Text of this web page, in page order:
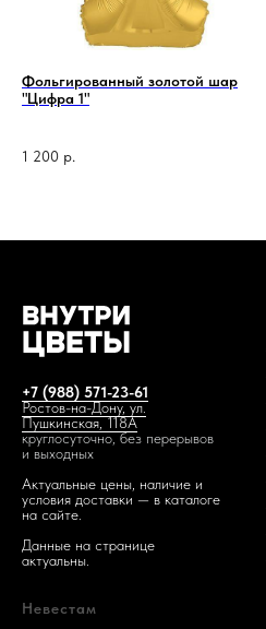
Фольгированный золотой шар
"Цифра 1"
1 200 р.
+7 (988) 571-23-61
Ростов-на-Дону, ул.
Пушкинская, 118А
круглосуточно, без перерывов
и выходных
Актуальные цены, наличие и
условия доставки — в каталоге
на сайте.
Данные на странице
актуальны.
Невестам
1 код —